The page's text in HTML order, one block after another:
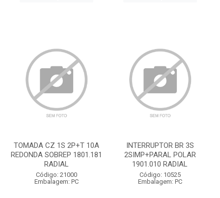
TOMADA CZ 1S 2P+T 10A
REDONDA SOBREP 1801.181
RADIAL
Código: 21000
Embalagem: PC
INTERRUPTOR BR 3S
2SIMP+PARAL POLAR
1901.010 RADIAL
Código: 10525
Embalagem: PC